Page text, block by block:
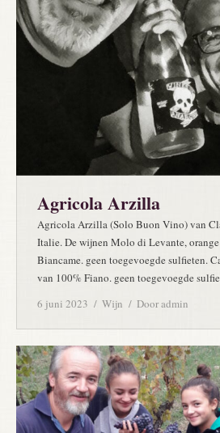
Agricola Arzilla
Agricola Arzilla (Solo Buon Vino) van
Italie. De wijnen Molo di Levante,
Biancame. geen toegevoegde sulfieten.
van 100% Fiano. geen toegevoegde
6 juni 2023
Wijn Dooradmin